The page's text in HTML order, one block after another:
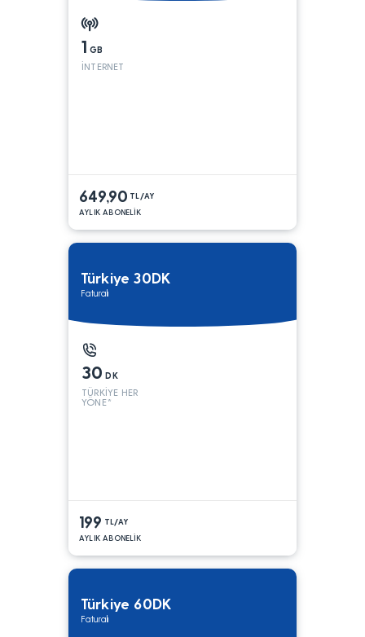
1 GB
İNTERNET
649,90 TL/AY
AYLIK ABONELİK
Türkiye 30DK
Faturalı
30 DK
TÜRKİYE HER
YÖNE*
199 TL/AY
AYLIK ABONELİK
Türkiye 60DK
Faturalı